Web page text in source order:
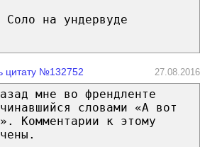
Соло на ундервуде
цитату №132752 27.08.2016
мне во френдленте
словами «А вот
Комментарии к этому